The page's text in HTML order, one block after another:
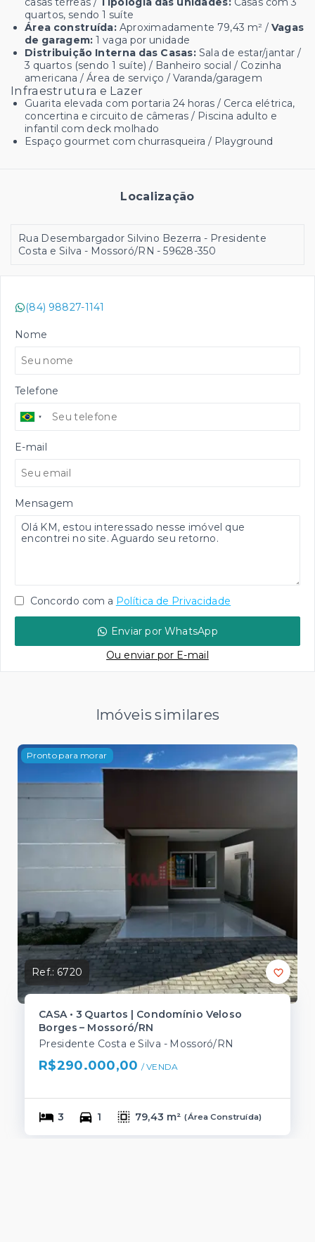
quartos, sendo 1 suíte
Área construída: Aproximadamente 79,43 m² / Vagas
de garagem: 1 vaga por unidade
Distribuição Interna das Casas: Sala de estar/jantar /
3 quartos (sendo 1 suíte) / Banheiro social / Cozinha
americana / Área de serviço / Varanda/garagem
Infraestrutura e Lazer
Guarita elevada com portaria 24 horas / Cerca elétrica,
concertina e circuito de câmeras / Piscina adulto e
infantil com deck molhado
Espaço gourmet com churrasqueira / Playground
Localização
Rua Desembargador Silvino Bezerra - Presidente
Costa e Silva - Mossoró/RN - 59628-350
(84) 98827-1141
Nome
Telefone
E-mail
Mensagem
Concordo com a Política de Privacidade
Enviar por WhatsApp
Ou enviar por E-mail
Imóveis similares
Pronto para morar
Ref.: 6720
CASA • 3 Quartos | Condomínio Veloso
Borges – Mossoró/RN
Presidente Costa e Silva - Mossoró/RN
R$290.000,00 / VENDA
3 1 79,43 m² (Área Construída)